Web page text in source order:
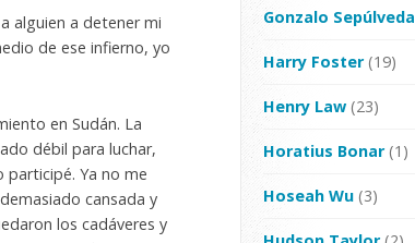
alguien a detener mi
de ese infierno, yo
en Sudán. La
débil para luchar,
participé. Ya no me
cansada y
los cadáveres y
Gonzalo Sepúlveda
Harry Foster(19)
Henry Law (23)
Horatius Bonar(1)
Hoseah Wu (3)